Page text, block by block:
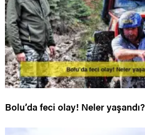
Bolu’da feci olay! Neler yaşandı?